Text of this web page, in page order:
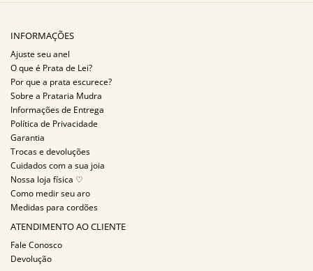
INFORMAÇÕES
Ajuste seu anel
O que é Prata de Lei?
Por que a prata escurece?
Sobre a Prataria Mudra
Informações de Entrega
Política de Privacidade
Garantia
Trocas e devoluções
Cuidados com a sua joia
Nossa loja física ♡
Como medir seu aro
Medidas para cordões
ATENDIMENTO AO CLIENTE
Fale Conosco
Devolução